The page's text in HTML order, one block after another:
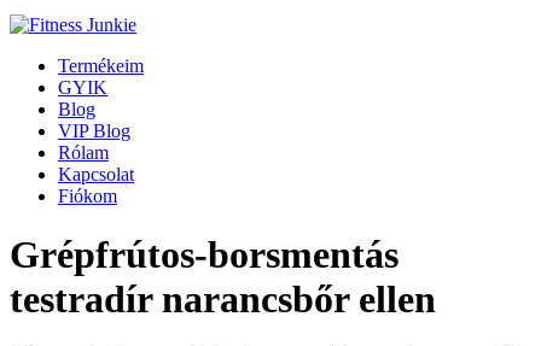
Termékeim
GYIK
Blog
VIP Blog
Rólam
Kapcsolat
Fiókom
Grépfrútos-borsmentás
testradír narancsbőr ellen